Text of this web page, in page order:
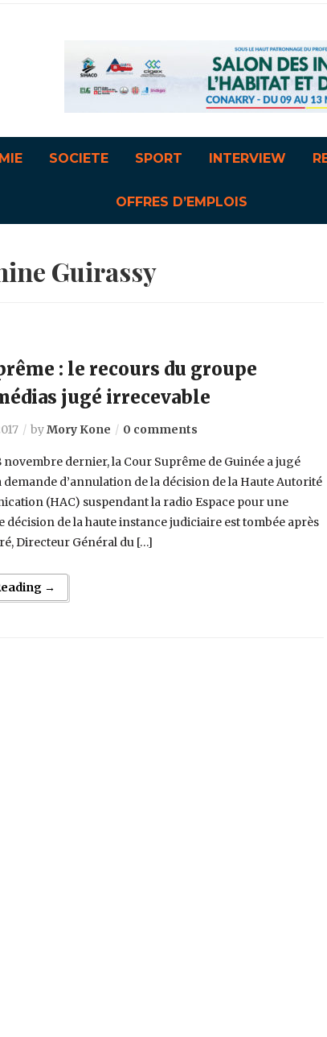
SOCIETE SPORT INTERVIEW
OFFRES D’EMPLOIS
Guirassy
: le recours du groupe
jugé irrecevable
byMory Kone 0 comments
dernier, la Cour Suprême de Guinée a jugé
demande d’annulation de la décision de la Haute Autorité
(HAC) suspendant la radio Espace pour une
décision de la haute instance judiciaire est tombée après
Directeur Général du […]
→